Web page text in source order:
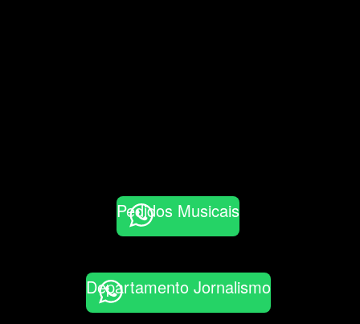
Pedidos Musicais
Departamento Jornalismo